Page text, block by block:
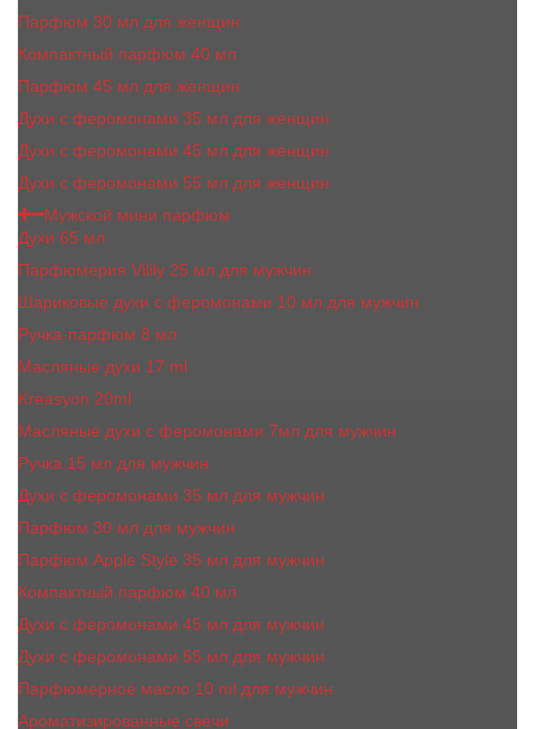
Парфюм 30 мл для женщин
Компактный парфюм 40 мл
Парфюм 45 мл для женщин
Духи с феромонами 35 мл для женщин
Духи с феромонами 45 мл для женщин
Духи с феромонами 55 мл для женщин
Мужской мини парфюм
Духи 65 мл
Парфюмерия Vilily 25 мл для мужчин
Шариковые духи с феромонами 10 мл для мужчин
Ручка-парфюм 8 мл
Масляные духи 17 ml
Kreasyon 20ml
Масляные духи c феромонами 7мл для мужчин
Ручка 15 мл для мужчин
Духи с феромонами 35 мл для мужчин
Парфюм 30 мл для мужчин
Парфюм Apple Style 35 мл для мужчин
Компактный парфюм 40 мл
Духи с феромонами 45 мл для мужчин
Духи с феромонами 55 мл для мужчин
Парфюмерное масло 10 ml для мужчин
Ароматизированные свечи